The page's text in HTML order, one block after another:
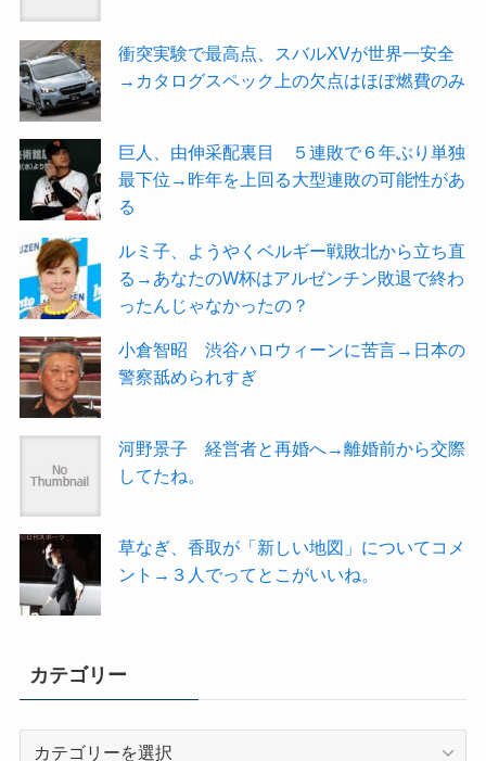
衝突実験で最高点、スバルXVが世界一安全
→カタログスペック上の欠点はほぼ燃費のみ
巨人、由伸采配裏目 ５連敗で６年ぶり単独
最下位→昨年を上回る大型連敗の可能性があ
る
ルミ子、ようやくベルギー戦敗北から立ち直
る→あなたのW杯はアルゼンチン敗退で終わ
ったんじゃなかったの？
小倉智昭 渋谷ハロウィーンに苦言→日本の
警察舐められすぎ
河野景子 経営者と再婚へ→離婚前から交際
してたね。
草なぎ、香取が「新しい地図」についてコメ
ント→３人でってとこがいいね。
カテゴリー